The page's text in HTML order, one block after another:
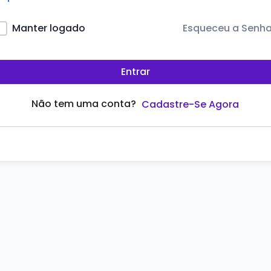
Manter logado Esqueceu a
Entrar
Não tem uma conta? Cadastre-Se Agora